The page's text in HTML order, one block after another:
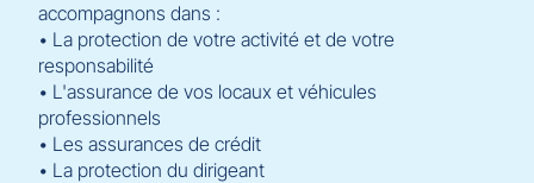
accompagnons dans :
• La protection de votre activité et de votre
responsabilité
• L'assurance de vos locaux et véhicules
professionnels
• Les assurances de crédit
• La protection du dirigeant